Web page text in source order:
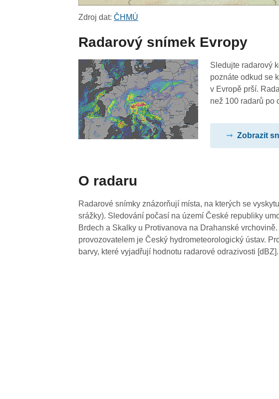
Zdroj dat:ČHMÚ
Radarový snímek Evropy
Sledujte radarový
poznáte odkud se
v Evropě prší.
než 100 radarů po
Zobrazit
O radaru
Radarové snímky znázorňují místa, na kterých se
srážky). Sledování počasí na území České republiky
Brdech a Skalky u Protivanova na Drahanské
provozovatelem je Český hydrometeorologický ústav.
barvy, které vyjadřují hodnotu radarové odrazivosti